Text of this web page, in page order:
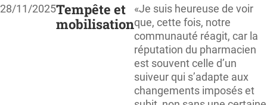
28/11/2025Tempête et
mobilisation
«Je suis heureuse de voir
que, cette fois, notre
communauté réagit, car la
réputation du pharmacien
est souvent celle d’un
suiveur qui s’adapte aux
changements imposés et